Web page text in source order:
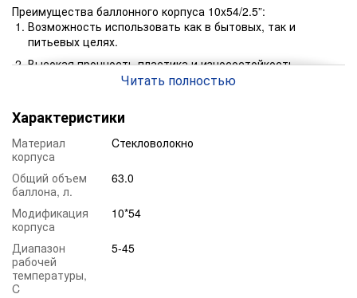
Преимущества баллонного корпуса 10x54/2.5”:
Возможность использовать как в бытовых, так и
питьевых целях.
Высокая прочность пластика и износостойкость
материала изделия.
материалов: Filter AG, Гравий, Кварцевый песок, Birm,
Pyrolox, Filtro Smart A, Ecomix, Dowex, Desotec и другие
фильтрующие загрузки.
Возможность подключения множество ручных и
автоматических клапанов управления (Clack, Wave Cyber,
RX).
Возможность применения в разной среде водоочистки.
Устойчив к высоким давлениям и выдерживает до 10
атм.
Читать полностью
Характеристики
Материал
корпуса
Cтекловолокно
Общий объем
баллона, л.
63.0
Модификация
корпуса
10*54
Диапазон
рабочей
температуры,
C
5-45